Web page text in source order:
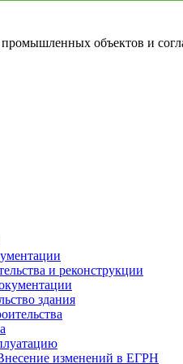
объектов и
и реконструкции
здания
изменений в ЕГРН